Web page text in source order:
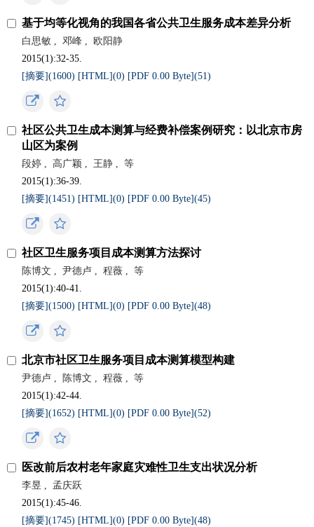
基于均等化视角的我国各省公共卫生服务成本差异分析
白思敏 , 邓峰 ,
欧阳静
2015(1):32-35.
[摘要](1600) [HTML](0) [PDF 0.00 Byte](51)
社区公共卫生成本测算与经费补偿案例研究：以北京市房
山区为案例
段婷 , 高广颖 , 王静 ,
等
2015(1):36-39.
[摘要](1451) [HTML](0) [PDF 0.00 Byte](45)
社区卫生服务项目成本测算方法探讨
陈博文 , 尹德卢 , 程薇 ,
等
2015(1):40-41.
[摘要](1500) [HTML](0) [PDF 0.00 Byte](48)
北京市社区卫生服务项目成本测算模型构建
尹德卢 , 陈博文 , 程薇 ,
等
2015(1):42-44.
[摘要](1652) [HTML](0) [PDF 0.00 Byte](52)
医改前后农村老年家庭灾难性卫生支出状况分析
李昱 ,
孟庆跃
2015(1):45-46.
[摘要](1745) [HTML](0) [PDF 0.00 Byte](48)